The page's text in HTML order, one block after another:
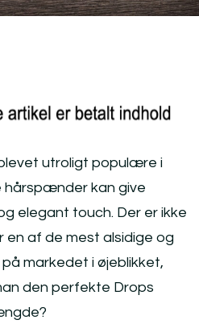
utroligt populære i
hårspænder kan give
elegant touch. Der er ikke
en af de mest alsidige og
markedet i øjeblikket,
den perfekte Drops